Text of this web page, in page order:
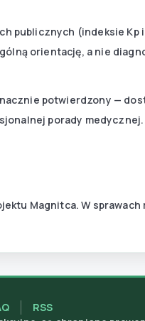
publicznych (indeksie Kp
orientację, a nie
potwierdzony —
porady
Magnitca. W
RSS